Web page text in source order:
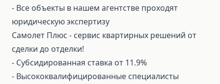
- Все объекты в нашем агентстве проходят
юридическую экспертизу
Самолет Плюс - сервис квартирных решений от
сделки до отделки!
⁃ Субсидированная ставка от 11.9%
⁃ Высококвалифицированные специалисты